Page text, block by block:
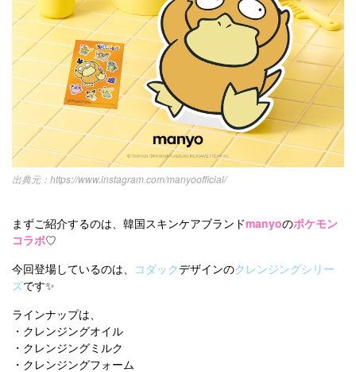
https://www.instagram.com/manyoofficial/
まずご紹介するのは、韓国スキンケアブランドmanyoのポケモン
コラボ♡
今回登場しているのは、 コダックデザインのクレンジングシリー
ズです✨
ラインナップは、
・クレンジングオイル
・クレンジングミルク
・クレンジングフォーム